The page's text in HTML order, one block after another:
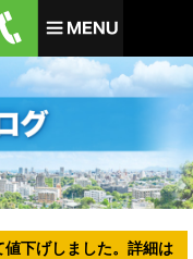
下げしました。詳細は